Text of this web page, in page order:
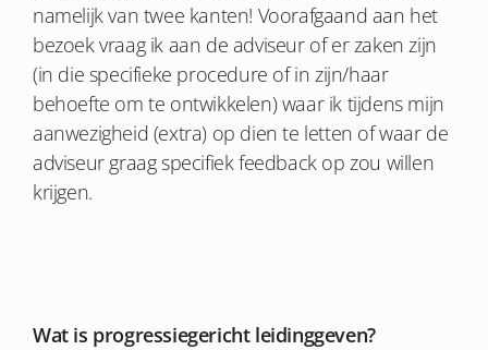
namelijk van twee kanten! Voorafgaand aan het
bezoek vraag ik aan de adviseur of er zaken zijn
(in die specifieke procedure of in zijn/haar
behoefte om te ontwikkelen) waar ik tijdens mijn
aanwezigheid (extra) op dien te letten of waar de
adviseur graag specifiek feedback op zou willen
krijgen.
Wat is progressiegericht leidinggeven?